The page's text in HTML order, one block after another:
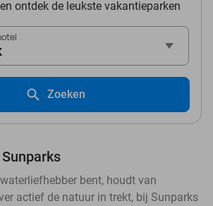
ontdek de leukste vakantieparken
Zoeken
bent, houdt van
actief de natuur in trekt, bij Sunparks